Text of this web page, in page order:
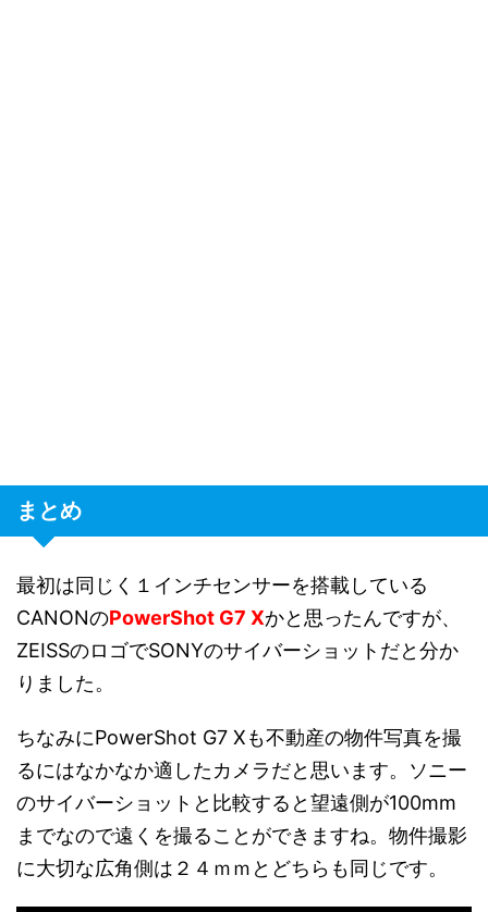
まとめ
最初は同じく１インチセンサーを搭載している
CANONのPowerShot G7 Xかと思ったんですが、
ZEISSのロゴでSONYのサイバーショットだと分か
りました。
ちなみにPowerShot G7 Xも不動産の物件写真を撮
るにはなかなか適したカメラだと思います。ソニー
のサイバーショットと比較すると望遠側が100mm
までなので遠くを撮ることができますね。物件撮影
に大切な広角側は２４ｍｍとどちらも同じです。